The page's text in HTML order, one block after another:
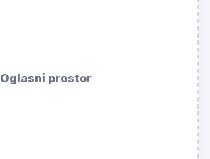
Oglasni prostor